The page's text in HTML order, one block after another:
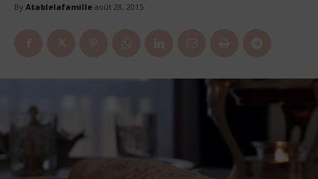
By Atablelafamille août 28, 2015